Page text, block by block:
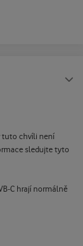
tuto chvíli není
sledujte tyto
C hrají normálně